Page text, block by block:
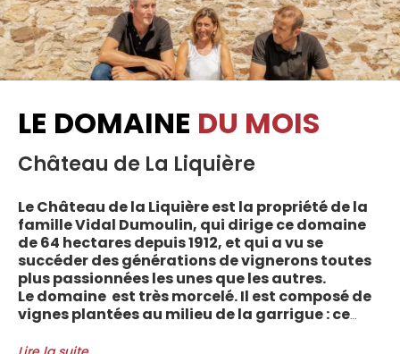
LE DOMAINE DU MOIS
Château de La Liquière
Le Château de la Liquière est la propriété de la
famille Vidal Dumoulin, qui dirige ce domaine
de 64 hectares depuis 1912, et qui a vu se
succéder des générations de vignerons toutes
plus passionnées les unes que les autres.
Le domaine est très morcelé. Il est composé de
vignes plantées au milieu de la garrigue : ce
entre les villages d’Autignac, Caussiniojouls,